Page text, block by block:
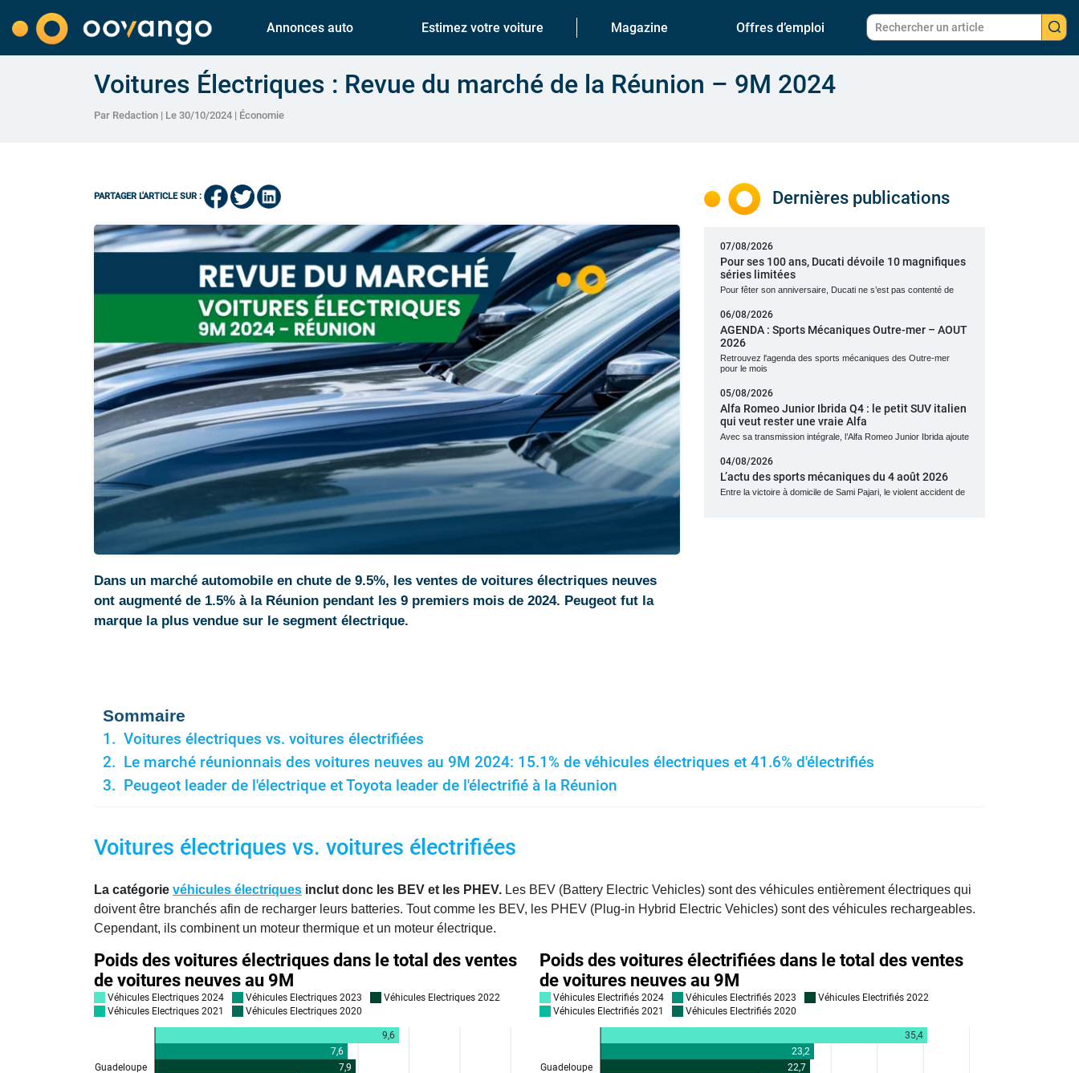
Annonces auto Estimez votre voiture Magazine Offres d’emploi
Voitures Électriques : Revue du marché de la Réunion – 9M 2024
Par Redaction | Le 30/10/2024 | Économie
PARTAGER L'ARTICLE SUR :
Dans un marché automobile en chute de 9.5%, les ventes de voitures électriques neuves
ont augmenté de 1.5% à la Réunion pendant les 9 premiers mois de 2024. Peugeot fut la
marque la plus vendue sur le segment électrique.
Dernières publications
07/08/2026
Pour ses 100 ans, Ducati dévoile 10 magnifiques
séries limitées
Pour fêter son anniversaire, Ducati ne s’est pas contenté de
06/08/2026
AGENDA : Sports Mécaniques Outre-mer – AOUT
2026
Retrouvez l'agenda des sports mécaniques des Outre-mer
pour le mois
05/08/2026
Alfa Romeo Junior Ibrida Q4 : le petit SUV italien
qui veut rester une vraie Alfa
Avec sa transmission intégrale, l’Alfa Romeo Junior Ibrida ajoute
04/08/2026
L’actu des sports mécaniques du 4 août 2026
Entre la victoire à domicile de Sami Pajari, le violent accident de
Sommaire
Voitures électriques vs. voitures électrifiées
Le marché réunionnais des voitures neuves au 9M 2024: 15.1% de véhicules électriques et 41.6% d'électrifiés
Peugeot leader de l'électrique et Toyota leader de l'électrifié à la Réunion
Voitures électriques vs. voitures électrifiées
La catégorie véhicules électriques inclut donc les BEV et les PHEV. Les BEV (Battery Electric Vehicles) sont des véhicules entièrement électriques qui
doivent être branchés afin de recharger leurs batteries. Tout comme les BEV, les PHEV (Plug-in Hybrid Electric Vehicles) sont des véhicules rechargeables.
Cependant, ils combinent un moteur thermique et un moteur électrique.